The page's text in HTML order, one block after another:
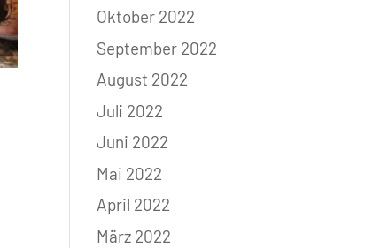
Oktober 2022
September 2022
August 2022
Juli 2022
Juni 2022
Mai 2022
April 2022
März 2022